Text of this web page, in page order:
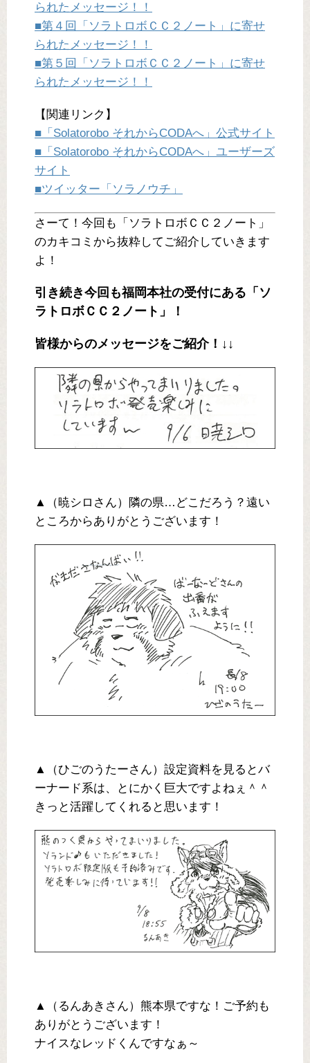
られたメッセージ！！
■第４回「ソラトロボＣＣ２ノート」に寄せ
られたメッセージ！！
■第５回「ソラトロボＣＣ２ノート」に寄せ
られたメッセージ！！
【関連リンク】
■「Solatorobo それからCODAへ」公式サイト
■「Solatorobo それからCODAへ」ユーザーズ
サイト
■ツイッター「ソラノウチ」
さーて！今回も「ソラトロボＣＣ２ノート」
のカキコミから抜粋してご紹介していきます
よ！
引き続き今回も福岡本社の受付にある「ソ
ラトロボＣＣ２ノート」！
皆様からのメッセージをご紹介！↓↓
▲（暁シロさん）隣の県…どこだろう？遠い
ところからありがとうございます！
▲（ひごのうたーさん）設定資料を見るとバ
ーナード系は、とにかく巨大ですよねぇ＾＾
きっと活躍してくれると思います！
▲（るんあきさん）熊本県ですな！ご予約も
ありがとうございます！
ナイスなレッドくんですなぁ～